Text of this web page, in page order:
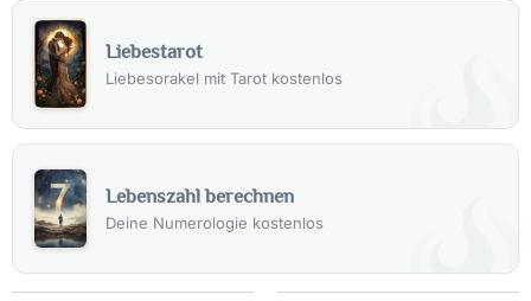
Liebestarot
Liebesorakel mit Tarot kostenlos
Lebenszahl berechnen
Deine Numerologie kostenlos